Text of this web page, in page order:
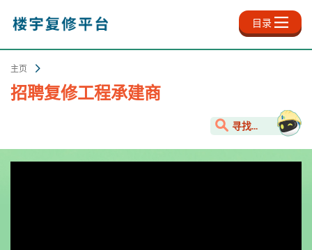
内
目录
主页
招聘复修工程承建商
寻找...